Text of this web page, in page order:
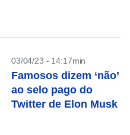
03/04/23 - 14:17min
Famosos dizem ‘não’
ao selo pago do
Twitter de Elon Musk